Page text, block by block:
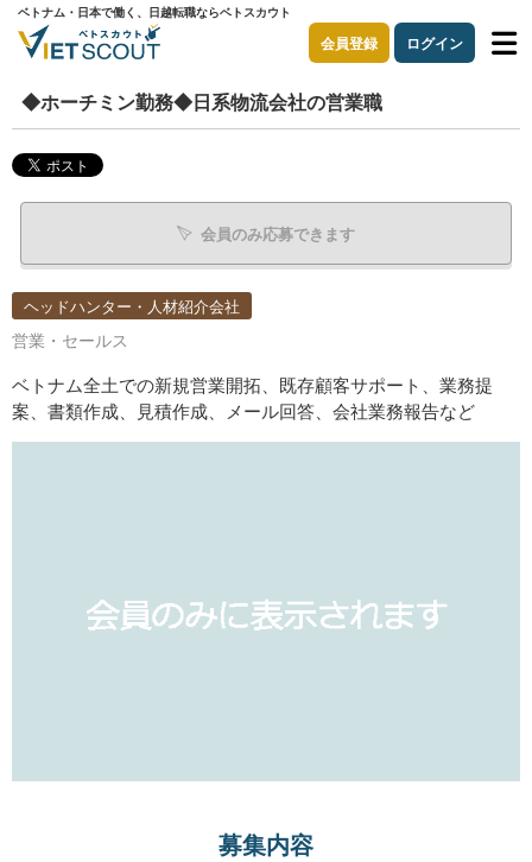
ベトナム・日本で働く、日越転職ならベトスカウト
会員登録 ログイン
◆ホーチミン勤務◆日系物流会社の営業職
会員のみ応募できます
ヘッドハンター・人材紹介会社
営業・セールス
ベトナム全土での新規営業開拓、既存顧客サポート、業務提
案、書類作成、見積作成、メール回答、会社業務報告など
募集内容